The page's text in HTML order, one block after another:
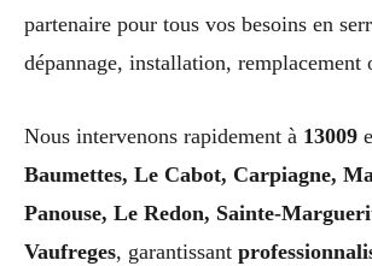
partenaire pour tous vos besoins en
dépannage, installation, remplacement
Nous intervenons rapidement à 13009
Baumettes, Le Cabot, Carpiagne,
Panouse, Le Redon, Sainte-
Vaufreges, garantissant